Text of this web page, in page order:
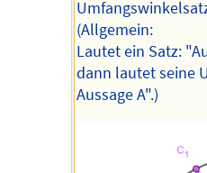
(Allgemein:
Lautet ein Satz:
dann lautet seine
Aussage A".)